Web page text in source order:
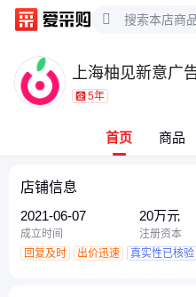
上海柚见新意广
5年
首页 商品
店铺信息
2021-06-07
成立时间
20万元
注册资本
回复及时
出价迅速 真实性已核验